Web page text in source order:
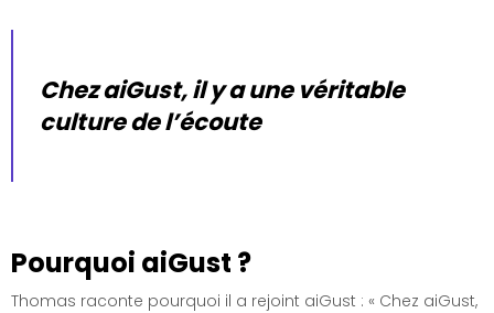
Chez aiGust, il y a une véritable
culture de l’écoute
Pourquoi aiGust ?
Thomas raconte pourquoi il a rejoint aiGust : « Chez aiGust,